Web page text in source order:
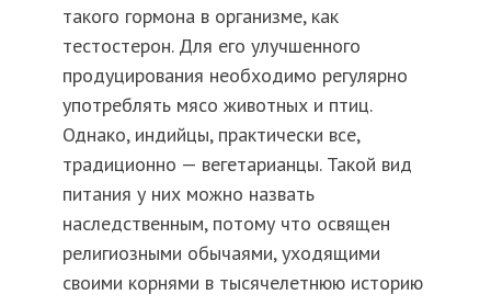
такого гормона в организме, как
тестостерон. Для его улучшенного
продуцирования необходимо регулярно
употреблять мясо животных и птиц.
Однако, индийцы, практически все,
традиционно — вегетарианцы. Такой вид
питания у них можно назвать
наследственным, потому что освящен
религиозными обычаями, уходящими
своими корнями в тысячелетнюю историю